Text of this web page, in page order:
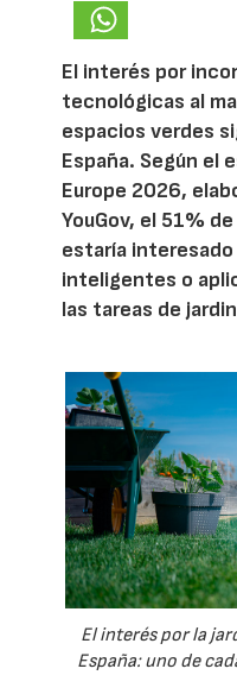
El interés por
tecnológicas al
espacios verdes
España. Según el
Europe 2026,
YouGov, el 51%
estaría
inteligentes o
las tareas de
El interés por la
España: uno de